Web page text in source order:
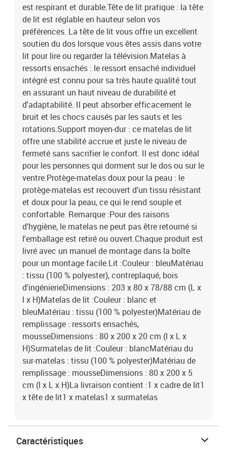
est respirant et durable.Tête de lit pratique : la tête
de lit est réglable en hauteur selon vos
préférences. La tête de lit vous offre un excellent
soutien du dos lorsque vous êtes assis dans votre
lit pour lire ou regarder la télévision.Matelas à
ressorts ensachés : le ressort ensaché individuel
intégré est connu pour sa très haute qualité tout
en assurant un haut niveau de durabilité et
d'adaptabilité. Il peut absorber efficacement le
bruit et les chocs causés par les sauts et les
rotations.Support moyen-dur : ce matelas de lit
offre une stabilité accrue et juste le niveau de
fermeté sans sacrifier le confort. Il est donc idéal
pour les personnes qui dorment sur le dos ou sur le
ventre.Protège-matelas doux pour la peau : le
protège-matelas est recouvert d'un tissu résistant
et doux pour la peau, ce qui le rend souple et
confortable. Remarque :Pour des raisons
d'hygiène, le matelas ne peut pas être retourné si
l'emballage est retiré ou ouvert.Chaque produit est
livré avec un manuel de montage dans la boîte
pour un montage facile.Lit :Couleur : bleuMatériau
: tissu (100 % polyester), contreplaqué, bois
d'ingénierieDimensions : 203 x 80 x 78/88 cm (L x
l x H)Matelas de lit :Couleur : blanc et
bleuMatériau : tissu (100 % polyester)Matériau de
remplissage : ressorts ensachés,
mousseDimensions : 80 x 200 x 20 cm (l x L x
H)Surmatelas de lit :Couleur : blancMatériau du
sur-matelas : tissu (100 % polyester)Matériau de
remplissage : mousseDimensions : 80 x 200 x 5
cm (l x L x H)La livraison contient :1 x cadre de lit1
x tête de lit1 x matelas1 x surmatelas
Caractéristiques